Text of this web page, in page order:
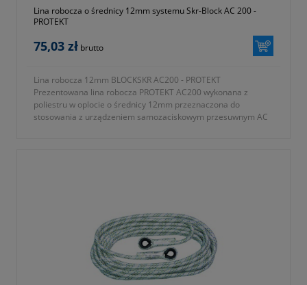
Lina robocza o średnicy 12mm systemu Skr-Block AC 200 -
PROTEKT
75,03 zł brutto
Lina robocza 12mm BLOCKSKR AC200 - PROTEKT
Prezentowana lina robocza PROTEKT AC200 wykonana z
poliestru w oplocie o średnicy 12mm przeznaczona do
stosowania z urządzeniem samozaciskowym przesuwnym AC
- symbol producenta AC 100
- do stosowania z urządzeniem Skr-Block AC040
- posiada certyfikat CE oraz jest zgodny z normą EN 353-2
- okres gwarancji 12 miesięcy (lub dłużej zgodnie z wytycznymi